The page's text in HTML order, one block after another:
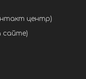
центр)
сайте)